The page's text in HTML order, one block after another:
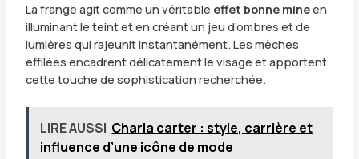
La frange agit comme un véritable effet bonne mineen
illuminant le teint et en créant un jeu d’ombres et de
lumières qui rajeunit instantanément. Les mèches
effilées encadrent délicatement le visage et apportent
cette touche de sophistication recherchée.
LIRE AUSSI Charla carter : style, carrière et
influence d’une icône de mode